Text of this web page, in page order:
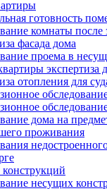
готовность
комнаты после
фасада дома
проема в
экспертиза
отопления для
дома на
проживания
несущих